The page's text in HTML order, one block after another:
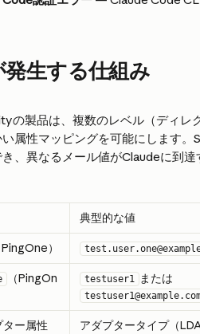
発生する仕組み
の製品は、複数のレベル（ディレ
属性マッピングを可能にします
、異なるメール値がClaudeに到達
典型的な値
PingOne）
（PingOn
testuser1 または
ー属性
アダプタータイプ（